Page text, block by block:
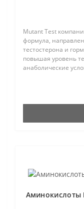
Mutant Test
формула,
тестостерона и
повышая уровень
анаболические
Аминокислоты